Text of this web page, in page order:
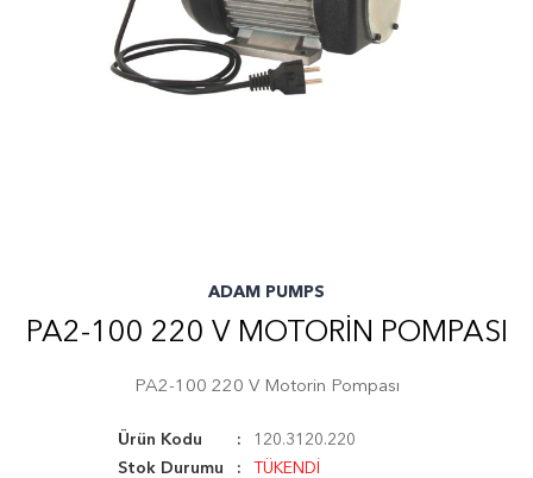
ADAM PUMPS
PA2-100 220 V MOTORIN POMPASI
PA2-100 220 V Motorin Pompası
Ürün Kodu
120.3120.220
Stok Durumu
TÜKENDİ